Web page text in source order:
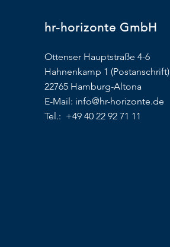
hr-horizonte GmbH
Ottenser Hauptstraße 4-6
Hahnenkamp 1 (Postanschrift)
22765 Hamburg-Altona
E-Mail: info@hr-horizonte.de
Tel.: +49 40 22 92 71 11